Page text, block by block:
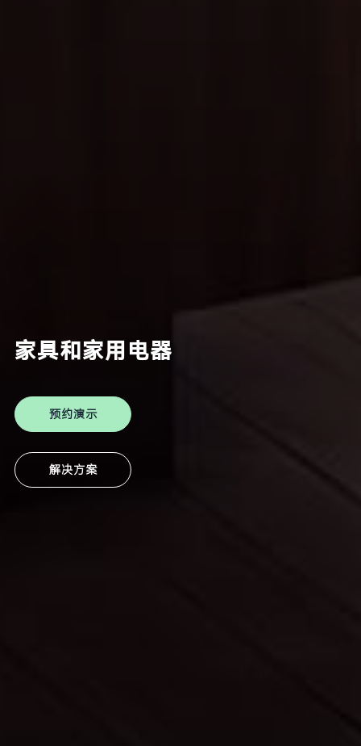
家具和家用电器
预约演示
解决方案